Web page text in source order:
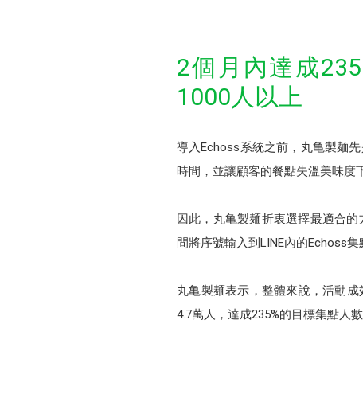
2個月內達成
1000人以上
導入Echoss系統之前，丸亀製麺
時間，並讓顧客的餐點失溫美味度
因此，丸亀製麺折衷選擇最適合
間將序號輸入到LINE內的Echoss
丸亀製麺表示，整體來說，活動
4.7萬人，達成235%的目標集點人